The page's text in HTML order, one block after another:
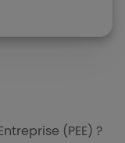
(PEE) ?